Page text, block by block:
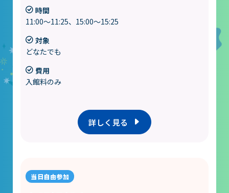
時間
11:00～11:25、15:00～15:25
対象
どなたでも
費用
入館料のみ
詳しく見る